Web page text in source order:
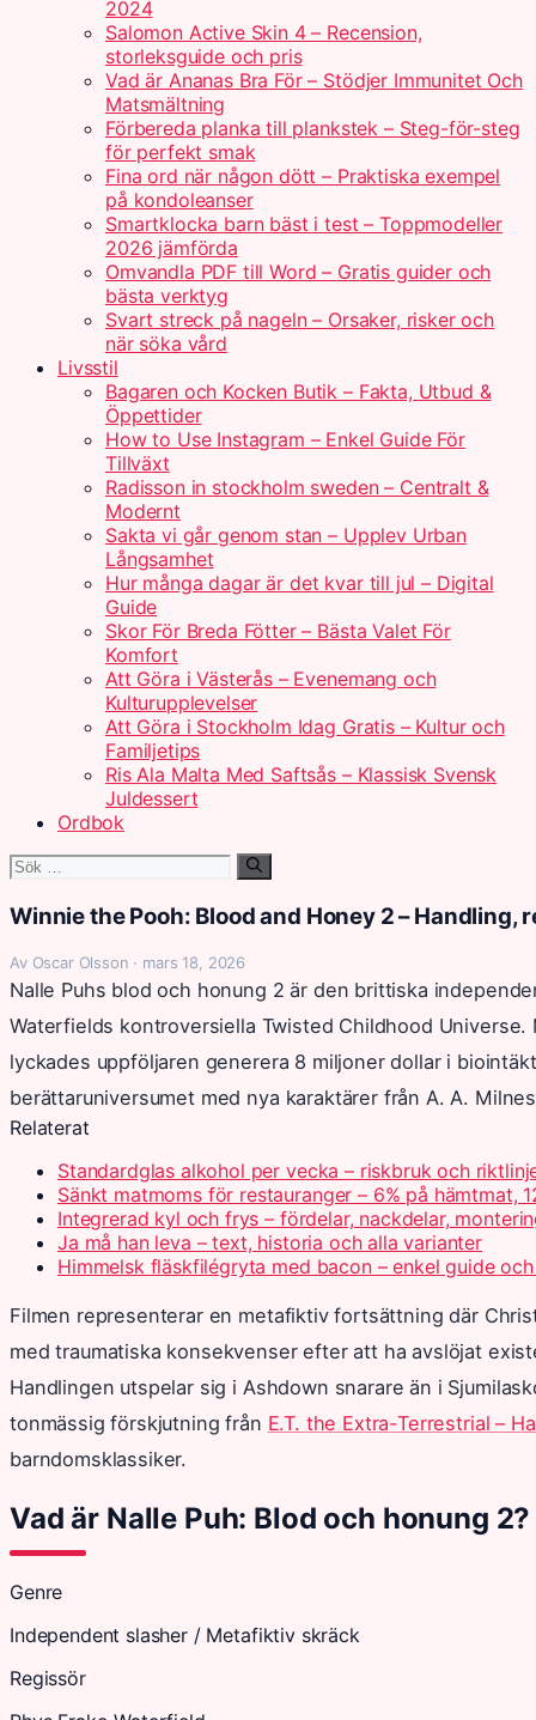
2024
Salomon Active Skin 4 – Recension,
storleksguide och pris
Vad är Ananas Bra För – Stödjer Immunitet Och
Matsmältning
Förbereda planka till plankstek – Steg-för-steg
för perfekt smak
Fina ord när någon dött – Praktiska exempel
på kondoleanser
Smartklocka barn bäst i test – Toppmodeller
2026 jämförda
Omvandla PDF till Word – Gratis guider och
bästa verktyg
Svart streck på nageln – Orsaker, risker och
när söka vård
Livsstil
Bagaren och Kocken Butik – Fakta, Utbud &
Öppettider
How to Use Instagram – Enkel Guide För
Tillväxt
Radisson in stockholm sweden – Centralt &
Modernt
Sakta vi går genom stan – Upplev Urban
Långsamhet
Hur många dagar är det kvar till jul – Digital
Guide
Skor För Breda Fötter – Bästa Valet För
Komfort
Att Göra i Västerås – Evenemang och
Kulturupplevelser
Att Göra i Stockholm Idag Gratis – Kultur och
Familjetips
Ris Ala Malta Med Saftsås – Klassisk Svensk
Juldessert
Ordbok
Sök
Winnie the Pooh: Blood and Honey 2 –
Av Oscar Olsson · mars 18, 2026
Nalle Puhs blod och honung 2 är den brittiska
Waterfields kontroversiella Twisted Childhood
lyckades uppföljaren generera 8 miljoner dollar i
berättaruniversumet med nya karaktärer från A. A.
Relaterat
Standardglas alkohol per vecka – riskbruk och
Sänkt matmoms för restauranger – 6% på hämtmat,
Integrerad kyl och frys – fördelar, nackdelar,
Ja må han leva – text, historia och alla varianter
Himmelsk fläskfilégryta med bacon – enkel guide
Filmen representerar en metafiktiv fortsättning där
med traumatiska konsekvenser efter att ha avslöjat
Handlingen utspelar sig i Ashdown snarare än i
tonmässig förskjutning från E.T. the Extra-Terrestrial –
barndomsklassiker.
Vad är Nalle Puh: Blod och honung 2?
Genre
Independent slasher / Metafiktiv skräck
Regissör